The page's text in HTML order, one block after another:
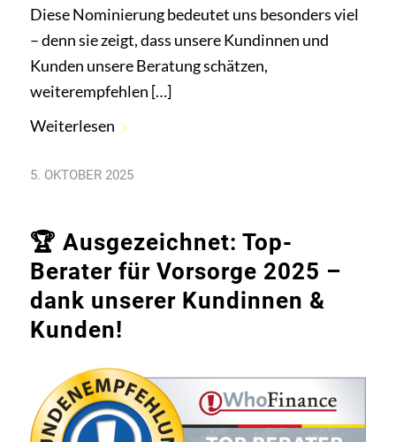
Diese Nominierung bedeutet uns besonders viel
– denn sie zeigt, dass unsere Kundinnen und
Kunden unsere Beratung schätzen,
weiterempfehlen […]
Weiterlesen
5. OKTOBER 2025
🏆 Ausgezeichnet: Top-
Berater für Vorsorge 2025 –
dank unserer Kundinnen &
Kunden!